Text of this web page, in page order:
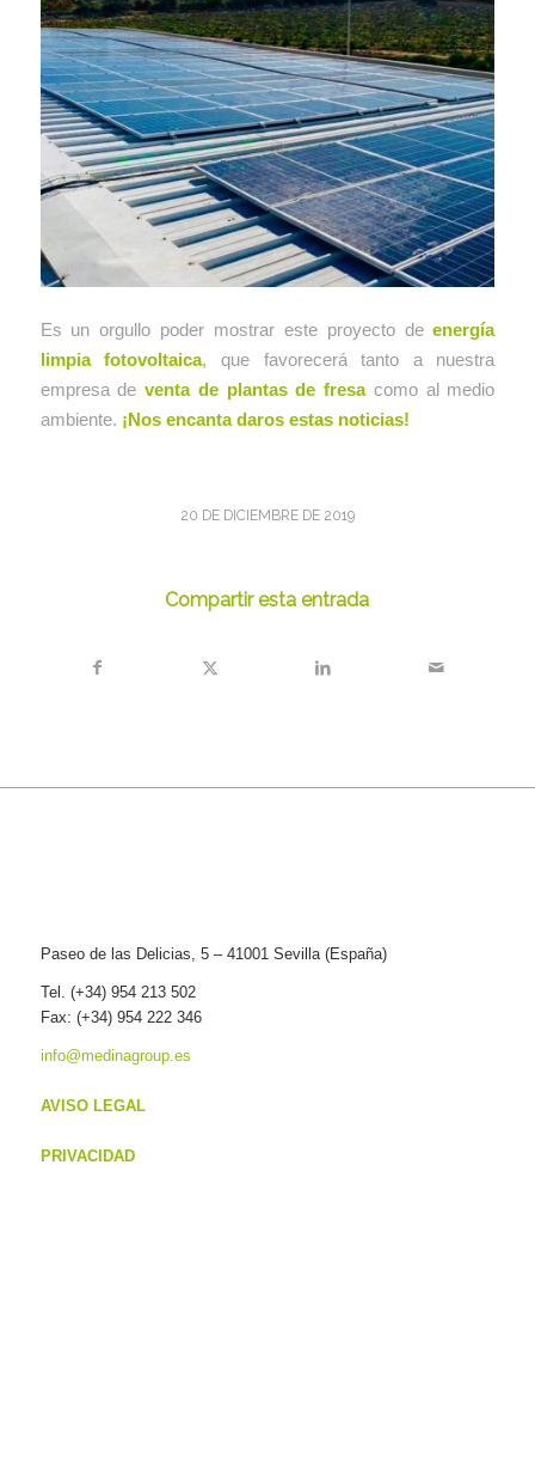
Es un orgullo poder mostrar este proyecto deenergía
limpia fotovoltaica, que favorecerá tanto a nuestra
empresa deventa de plantas de fresacomo al medio
ambiente. ¡Nos encanta daros estas noticias!
20 DE DICIEMBRE DE 2019
Compartir esta entrada
Paseo de las Delicias, 5 – 41001 Sevilla (España)
Tel. (+34) 954 213 502
Fax: (+34) 954 222 346
info@medinagroup.es
AVISO LEGAL
PRIVACIDAD